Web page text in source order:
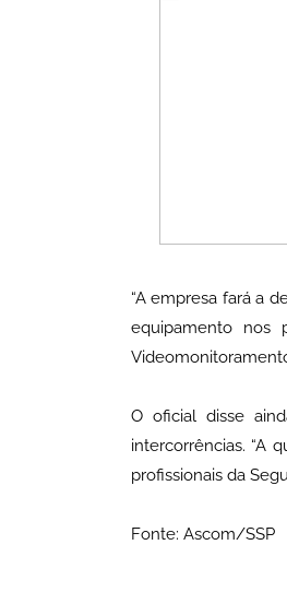
“A empresa fará a
equipamento nos
O oficial disse
intercorrências. “A
profissionais da
Fonte: Ascom/SSP